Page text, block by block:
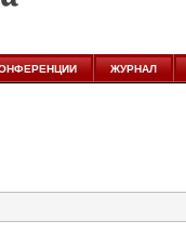
ЖУРНАЛ